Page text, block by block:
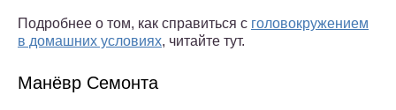
Подробнее о том, как справиться с головокружением
в домашних условиях, читайте тут.
Манёвр Семонта